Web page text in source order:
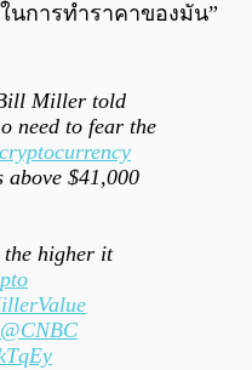
การทำราคาของมัน”
Miller told
need to fear the
cryptocurrency
above $41,000
the higher it
@CNBC